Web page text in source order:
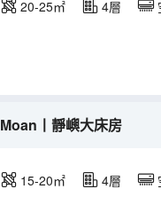
20-25㎡ 4層
Moan丨靜嶼大床房
15-20㎡ 4層